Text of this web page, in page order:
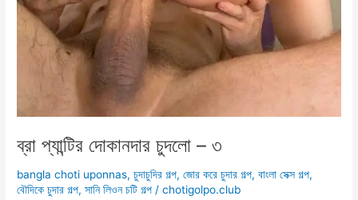
ব্রা প্যান্টির দোকানদার চুদলো – ৩
bangla choti uponnas,চুদাচুদির গল্প,জোর করে চুদার গল্প,বাংলা সেক্স গল্প,
বৌদিকে চুদার গল্প,সানি লিওন চটি গল্প /chotigolpo.club